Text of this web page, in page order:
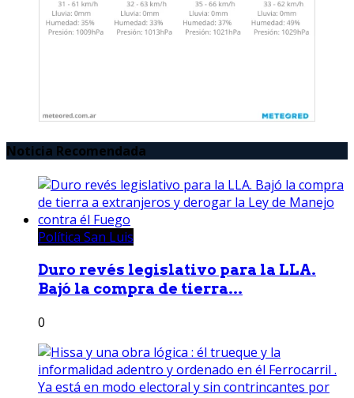
Noticia Recomendada
Política San Luis
Duro revés legislativo para la LLA.
Bajó la compra de tierra...
0